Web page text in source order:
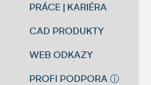
PRÁCE | KARIÉRA
CAD PRODUKTY
WEB ODKAZY
PROFI PODPORA ⓘ